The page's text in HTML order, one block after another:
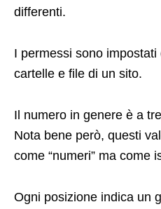
differenti.
I permessi sono
cartelle e file di un sito.
Il numero in genere è a
Nota bene però, questi
come “numeri” ma come
Ogni posizione indica un